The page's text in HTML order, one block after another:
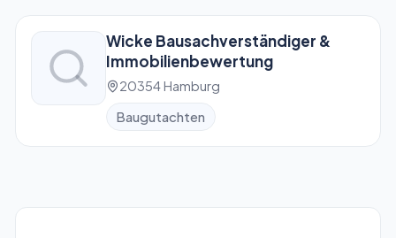
Wicke Bausachverständiger &
Immobilienbewertung
20354 Hamburg
Baugutachten